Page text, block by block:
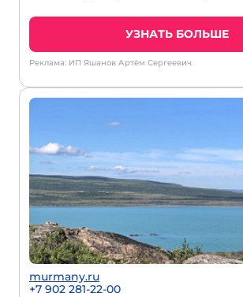
УЗНАТЬ БОЛЬШЕ
Реклама: ИП Яшанов Артём Сергеевич
murmany.ru
+7 902 281-22-00